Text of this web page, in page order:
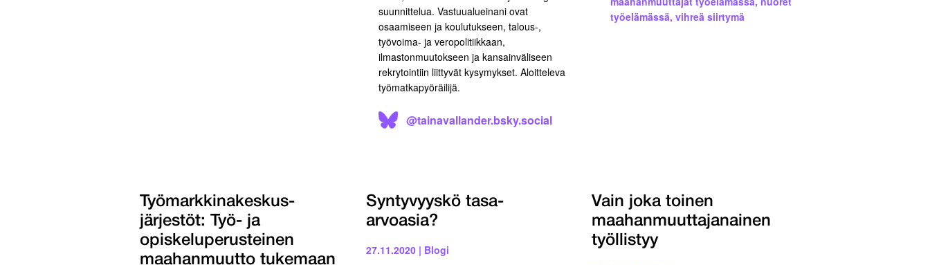
suunnittelua. Vastuualueinani ovat
osaamiseen ja koulutukseen, talous-,
työvoima- ja veropolitiikkaan,
ilmastonmuutokseen ja kansainväliseen
rekrytointiin liittyvät kysymykset. Aloitteleva
työmatkapyöräilijä.
@tainavallander.bsky.social
työelämässä, vihreä siirtymä
Työmarkkinakeskus­
järjestöt: Työ- ja
opiskeluperusteinen
maahanmuutto tukemaan
Syntyvyyskö tasa-
arvoasia?
27.11.2020| Blogi
Vain joka toinen
maahanmuuttajanainen
työllistyy